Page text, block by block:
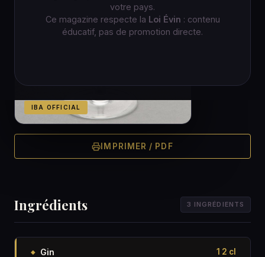
votre pays.
Ce magazine respecte la Loi Évin : contenu
éducatif, pas de promotion directe.
IBA OFFICIAL
IMPRIMER / PDF
Ingrédients 3 INGRÉDIENTS
◆ Gin 1 2 cl